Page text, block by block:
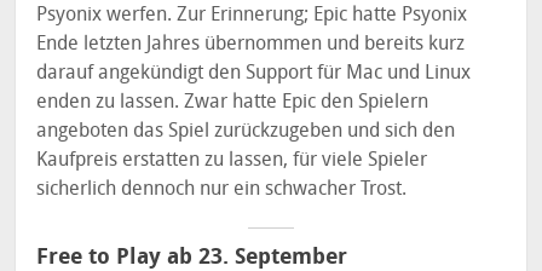
Psyonix werfen. Zur Erinnerung; Epic hatte Psyonix
Ende letzten Jahres übernommen und bereits kurz
darauf angekündigt den Support für Mac und Linux
enden zu lassen. Zwar hatte Epic den Spielern
angeboten das Spiel zurückzugeben und sich den
Kaufpreis erstatten zu lassen, für viele Spieler
sicherlich dennoch nur ein schwacher Trost.
Free to Play ab 23. September